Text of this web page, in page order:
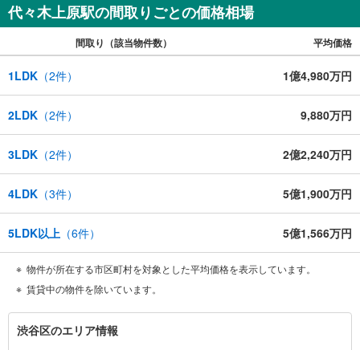
代々木上原駅の間取りごとの価格相場
間取り（該当物件数） 平均価格
1LDK （2件） 1億4,980万円
2LDK （2件） 9,880万円
3LDK （2件） 2億2,240万円
4LDK （3件） 5億1,900万円
5LDK以上 （6件） 5億1,566万円
物件が所在する市区町村を対象とした平均価格を表示しています。
賃貸中の物件を除いています。
渋
谷
渋谷区のエリア情報